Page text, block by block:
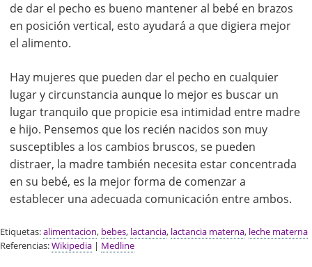
de dar el pecho es bueno mantener al bebé en brazos
en posición vertical, esto ayudará a que digiera mejor
el alimento.
Hay mujeres que pueden dar el pecho en cualquier
lugar y circunstancia aunque lo mejor es buscar un
lugar tranquilo que propicie esa intimidad entre madre
e hijo. Pensemos que los recién nacidos son muy
susceptibles a los cambios bruscos, se pueden
distraer, la madre también necesita estar concentrada
en su bebé, es la mejor forma de comenzar a
establecer una adecuada comunicación entre ambos.
Etiquetas:alimentacion, bebes, lactancia, lactancia materna, leche materna
Referencias:Wikipedia | Medline